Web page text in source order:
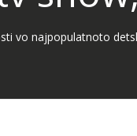
vo najpopulatnoto